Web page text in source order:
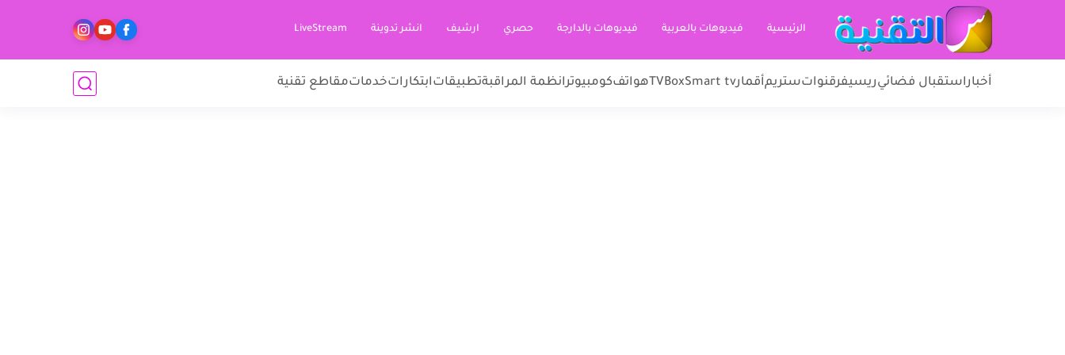
الرئيسية فيديوهات بالعربية فيديوهات بالدارجة حصري ارشيف انشر تدوينة LiveStream
أخباراستقبال فضائيريسيفرقنواتستريمأقمارSmart tv
TVBox هواتفكومبيوترانظمة المراقبةتطبيقاتابتكاراتخدماتمقاطع تقنية